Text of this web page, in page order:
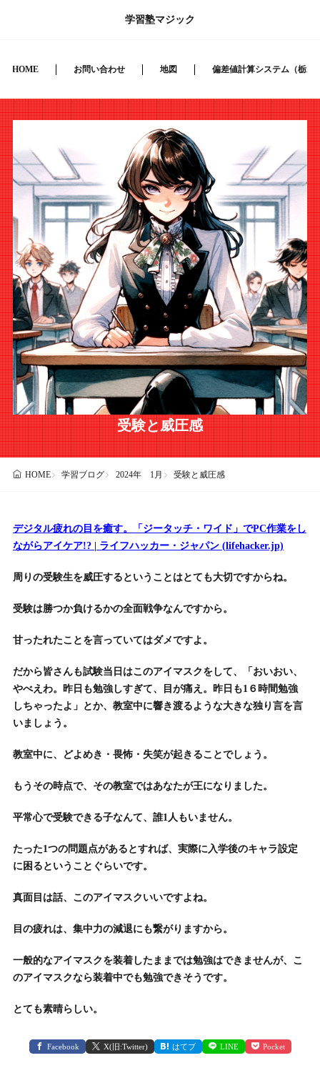
学習塾マジック
HOME お問い合わせ 地図 偏差値計算システム（栃
受験と威圧感
HOME 学習ブログ 2024年 1月 受験と威圧感
デジタル疲れの目を癒す。「ジータッチ・ワイド」でPC作業をし
ながらアイケア!? | ライフハッカー・ジャパン (lifehacker.jp)
周りの受験生を威圧するということはとても大切ですからね。
受験は勝つか負けるかの全面戦争なんですから。
甘ったれたことを言っていてはダメですよ。
だから皆さんも試験当日はこのアイマスクをして、「おいおい、
やべえわ。昨日も勉強しすぎて、目が痛え。昨日も1６時間勉強
しちゃったよ」とか、教室中に響き渡るような大きな独り言を言
いましょう。
教室中に、どよめき・畏怖・失笑が起きることでしょう。
もうその時点で、その教室ではあなたが王になりました。
平常心で受験できる子なんて、誰1人もいません。
たった1つの問題点があるとすれば、実際に入学後のキャラ設定
に困るということぐらいです。
真面目は話、このアイマスクいいですよね。
目の疲れは、集中力の減退にも繋がりますから。
一般的なアイマスクを装着したままでは勉強はできませんが、こ
のアイマスクなら装着中でも勉強できそうです。
とても素晴らしい。
Facebook X(旧:Twitter) はてブ LINE Pocket